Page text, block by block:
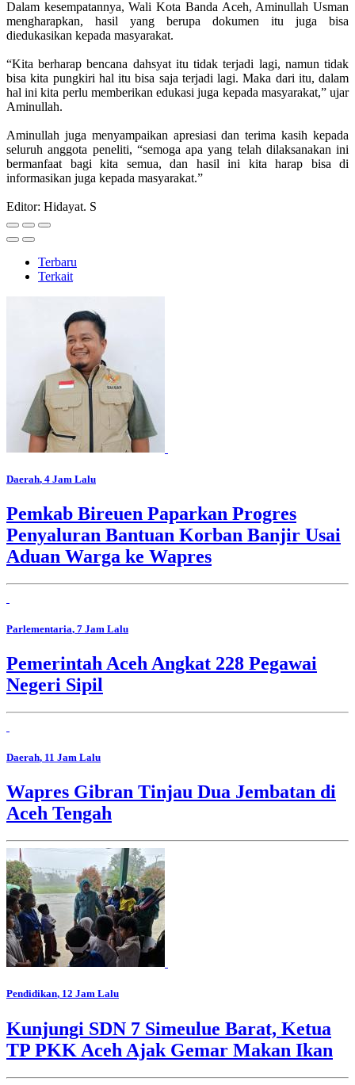
Dalam kesempatannya, Wali Kota Banda Aceh, Aminullah Usman
mengharapkan, hasil yang berupa dokumen itu juga bisa
diedukasikan kepada masyarakat.
“Kita berharap bencana dahsyat itu tidak terjadi lagi, namun tidak
bisa kita pungkiri hal itu bisa saja terjadi lagi. Maka dari itu, dalam
hal ini kita perlu memberikan edukasi juga kepada masyarakat,” ujar
Aminullah.
Aminullah juga menyampaikan apresiasi dan terima kasih kepada
seluruh anggota peneliti, “semoga apa yang telah dilaksanakan ini
bermanfaat bagi kita semua, dan hasil ini kita harap bisa di
informasikan juga kepada masyarakat.”
Editor: Hidayat. S
Terbaru
Terkait
Daerah, 4 Jam Lalu
Pemkab Bireuen Paparkan Progres
Penyaluran Bantuan Korban Banjir Usai
Aduan Warga ke Wapres
Parlementaria, 7 Jam Lalu
Pemerintah Aceh Angkat 228 Pegawai
Negeri Sipil
Daerah, 11 Jam Lalu
Wapres Gibran Tinjau Dua Jembatan di
Aceh Tengah
Pendidikan, 12 Jam Lalu
Kunjungi SDN 7 Simeulue Barat, Ketua
TP PKK Aceh Ajak Gemar Makan Ikan